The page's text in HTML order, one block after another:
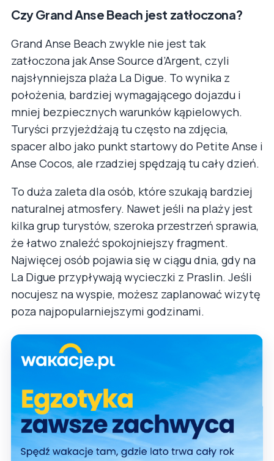
Czy Grand Anse Beach jest zatłoczona?
Grand Anse Beach zwykle nie jest tak
zatłoczona jak Anse Source d’Argent, czyli
najsłynniejsza plaża La Digue. To wynika z
położenia, bardziej wymagającego dojazdu i
mniej bezpiecznych warunków kąpielowych.
Turyści przyjeżdżają tu często na zdjęcia,
spacer albo jako punkt startowy do Petite Anse i
Anse Cocos, ale rzadziej spędzają tu cały dzień.
To duża zaleta dla osób, które szukają bardziej
naturalnej atmosfery. Nawet jeśli na plaży jest
kilka grup turystów, szeroka przestrzeń sprawia,
że łatwo znaleźć spokojniejszy fragment.
Najwięcej osób pojawia się w ciągu dnia, gdy na
La Digue przypływają wycieczki z Praslin. Jeśli
nocujesz na wyspie, możesz zaplanować wizytę
poza najpopularniejszymi godzinami.